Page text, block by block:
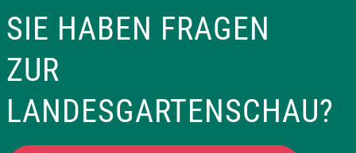
SIE HABEN FRAGEN
ZUR
LANDESGARTENSCHAU?